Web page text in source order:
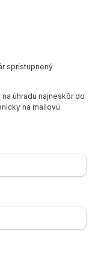
sprístupnený
úhradu najneskôr do
na mailovú